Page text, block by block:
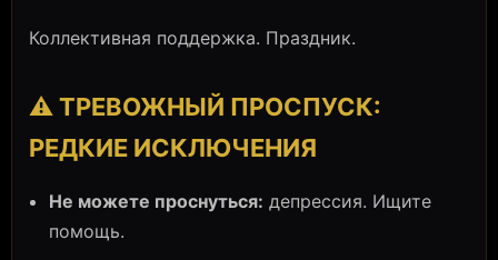
Коллективная поддержка. Праздник.
⚠️ ТРЕВОЖНЫЙ ПРОСПУСК:
РЕДКИЕ ИСКЛЮЧЕНИЯ
Не можете проснуться: депрессия. Ищите
помощь.